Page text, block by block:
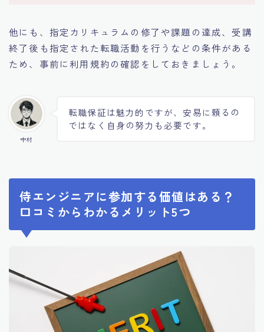
他にも、指定カリキュラムの修了や課題の達成、受講
終了後も指定された転職活動を行うなどの条件がある
ため、事前に利用規約の確認をしておきましょう。
中村
転職保証は魅力的ですが、安易に頼るの
ではなく自身の努力も必要です。
侍エンジニアに参加する価値はある？
口コミからわかるメリット5つ